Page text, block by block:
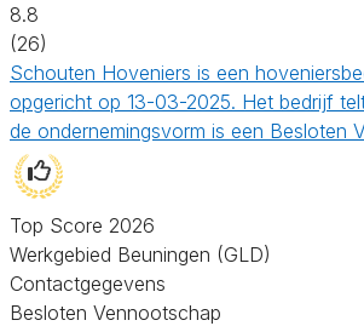
8.8
(26)
Schouten Hoveniers is een
opgericht op 13-03-2025. Het bedrijf
de ondernemingsvorm is een Besloten
Top Score 2026
Werkgebied Beuningen (GLD)
Contactgegevens
Besloten Vennootschap